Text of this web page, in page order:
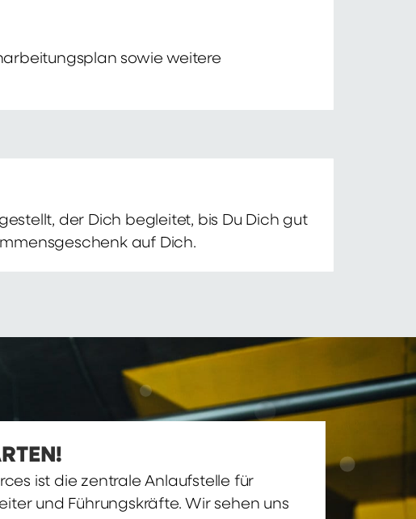
sowie weitere
der Dich begleitet, bis Du Dich gut
auf Dich.
ist die zentrale Anlaufstelle für
und Führungskräfte. Wir sehen uns